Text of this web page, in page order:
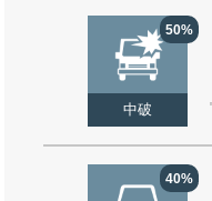
50%
中破
40%